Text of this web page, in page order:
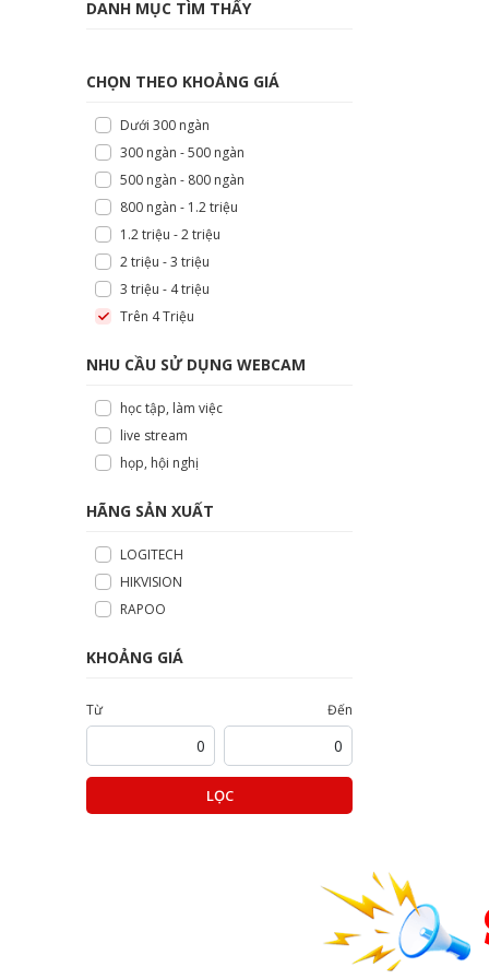
DANH MỤC TÌM THẤY
CHỌN THEO KHOẢNG GIÁ
Dưới 300 ngàn
300 ngàn - 500 ngàn
500 ngàn - 800 ngàn
800 ngàn - 1.2 triệu
1.2 triệu - 2 triệu
2 triệu - 3 triệu
3 triệu - 4 triệu
Trên 4 Triệu
NHU CẦU SỬ DỤNG WEBCAM
học tập, làm việc
live stream
họp, hội nghị
HÃNG SẢN XUẤT
LOGITECH
HIKVISION
RAPOO
KHOẢNG GIÁ
Từ Đến
LỌC